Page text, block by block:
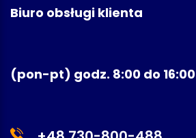
Biuro obsługi klienta
(pon-pt) godz. 8:00 do 16:00